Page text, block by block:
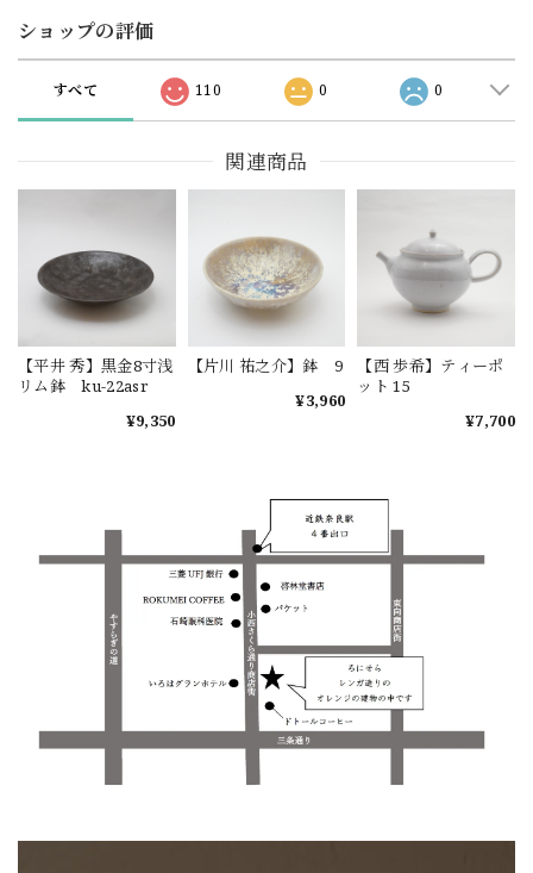
ショップの評価
すべて 110 0 0
関連商品
【平井 秀】黒金8寸浅
リム鉢 ku-22asr
¥9,350
【片川 祐之介】鉢 9
¥3,960
【西 歩希】ティーポ
ット 15
¥7,700